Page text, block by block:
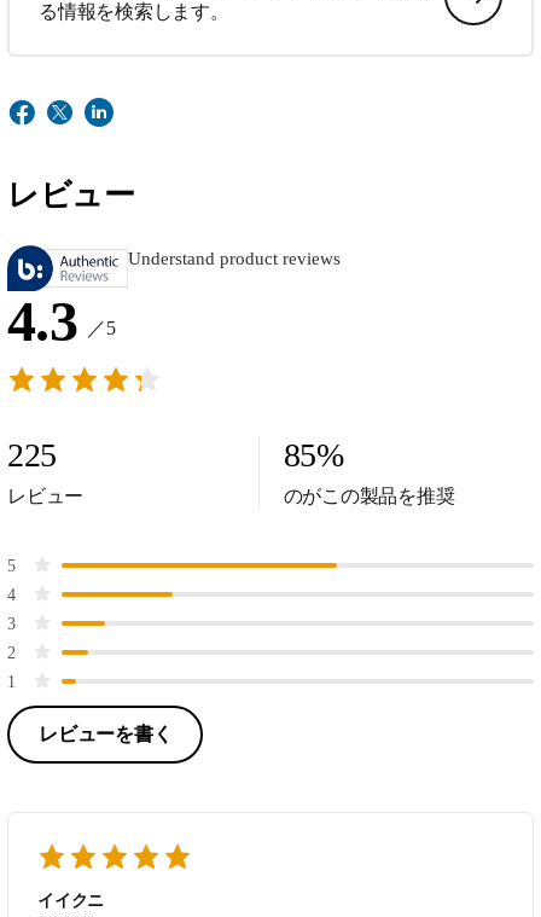
る情報を検索します。
レビュー
Understand product reviews
4.3 ／5
225
レビュー
85%
のがこの製品を推奨
5
4
3
2
1
レビューを書く
イイクニ